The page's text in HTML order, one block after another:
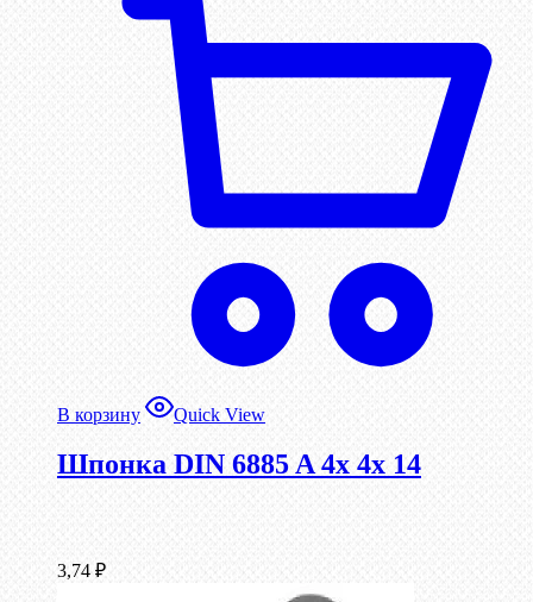
В корзину Quick View
Шпонка DIN 6885 A 4x 4x 14
3,74 ₽